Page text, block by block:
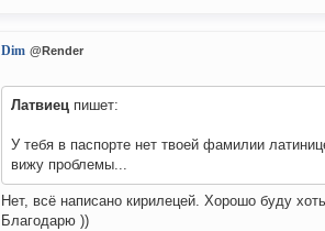
Dim @Render
Латвиец пишет:
У тебя в паспорте нет твоей фамилии
вижу проблемы...
Нет, всё написано кирилецей. Хорошо буду
Благодарю ))